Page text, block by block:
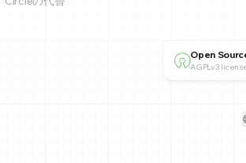
Open
AGPLv3